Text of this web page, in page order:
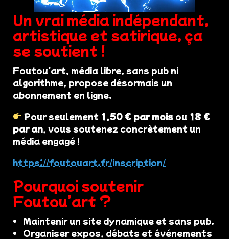
Un vrai média indépendant,
artistique et satirique, ça
se soutient !
Foutou'art, média libre, sans pub ni
algorithme, propose désormais un
abonnement en ligne.
Pour seulement 1,50 € par mois ou 18 €
par an, vous soutenez concrètement un
média engagé !
https://foutouart.fr/inscription/
Pourquoi soutenir
Foutou’art ?
Maintenir un site dynamique et sans pub.
Organiser expos, débats et événements